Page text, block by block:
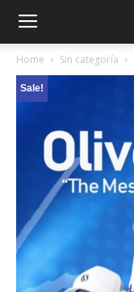
Home Sin categoría
Sale!